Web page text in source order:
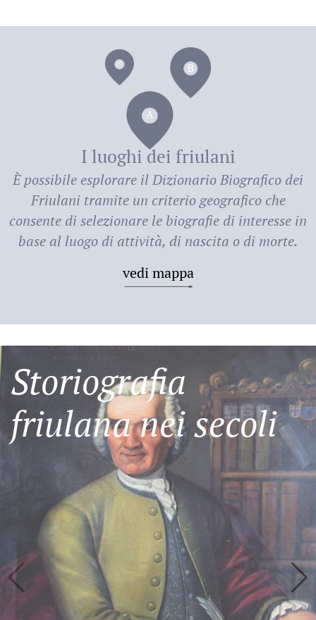
dei
Friulani
I luoghi dei friulani
È possibile esplorare ilDizionario Biografico dei
Friulani tramite un criterio geografico che
consente di selezionare le biografie di interesse in
base al luogo di attività, di nascita o di morte.
vedi mappa
Storiografia
friulana nei secoli